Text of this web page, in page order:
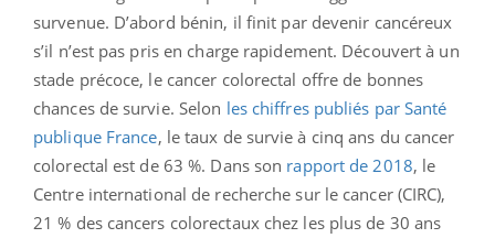
survenue. D’abord bénin, il finit par devenir cancéreux
s’il n’est pas pris en charge rapidement. Découvert à un
stade précoce, le cancer colorectal offre de bonnes
chances de survie. Selon les chiffres publiés par Santé
publique France, le taux de survie à cinq ans du cancer
colorectal est de 63 %. Dans son rapport de 2018, le
Centre international de recherche sur le cancer (CIRC),
21 % des cancers colorectaux chez les plus de 30 ans